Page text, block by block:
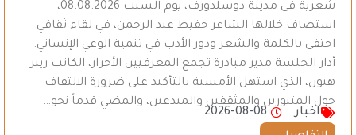
شعرية في مدينة دوسلدورف، يوم السبت 08.08.2026،
استضاف خلالها الشاعر حفيظ عبد الرحمن، في لقاء ثقافي
احتفى بالكلمة والشعر ودور الأدب في تنمية الوعي الإنساني.
أدار الجلسة مدير مبادرة تجمع المعرفيين الأحرار، الكاتب ريبر
هبون، الذي استهل الأمسية بالتأكيد على ضرورة الالتفاف
حول المتنورين والمثقفين والمبدعين، والمضي قدماً نحو…
اخبار
2026-08-08